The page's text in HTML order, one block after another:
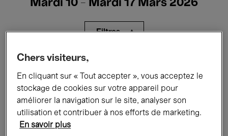
Mardi 10 - Mardi 17 Mars 2026
Filtres
Expositions Films Performances
Rencontres & Débats Jazz
Chers visiteurs,
En cliquant sur « Tout accepter », vous acceptez le
stockage de cookies sur votre appareil pour
améliorer la navigation sur le site, analyser son
utilisation et contribuer à nos efforts de marketing.
En savoir plus